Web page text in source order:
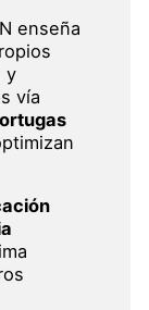
enseña
y
vía